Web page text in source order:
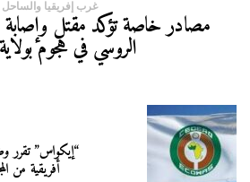
غرب إفريقيا والساحل
مصادر خاصة تؤكد مقتل
الروسي في هجوم
أفريقية من